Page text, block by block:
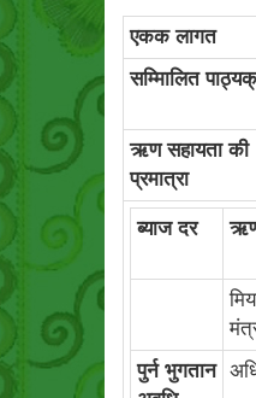
एकक लागत
सम्मिालित
ऋण सहायता की
प्रमात्रा
ब्‍याज दर ऋण
पुर्न भुगतान